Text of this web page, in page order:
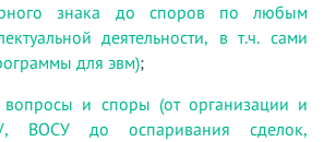
знака до споров по любым
деятельности, в т.ч. сами
для эвм);
вопросы и споры (от организации и
ВОСУ до оспаривания сделок,